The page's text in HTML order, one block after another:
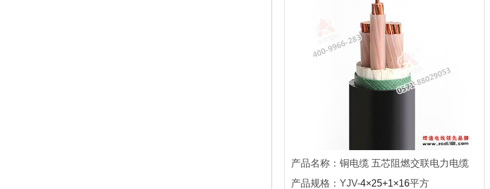
产品名称： 铜电缆 五芯阻燃交联电力电缆
产品规格： YJV-4×25+1×16平方